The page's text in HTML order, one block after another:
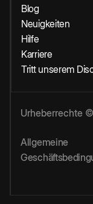
Blog
Neuigkeiten
Hilfe
Karriere
Tritt unserem
Urheberrechte
Allgemeine